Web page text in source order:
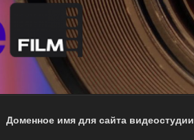
ACTIVE FILM
и видео производства
Доменное имя для сайта видеостудии